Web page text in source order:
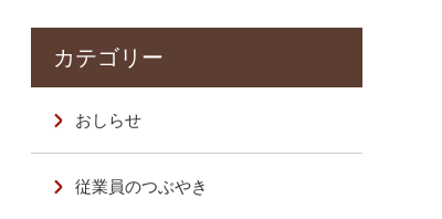
おしらせ
従業員のつぶやき